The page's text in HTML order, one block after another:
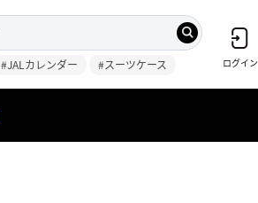
#JALカレンダー #スーツケース ログイン